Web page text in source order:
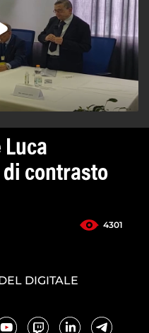
Luca
contrasto
4301
DIGITALE